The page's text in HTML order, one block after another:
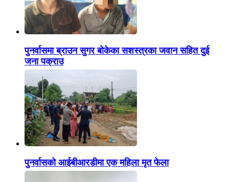
पुनर्वासमा ब्राउन सुगर बोकेका सशस्त्रका जवान सहित दुई
जना पक्राउ
पुनर्वासको आईबीआरडीमा एक महिला मृत फेला